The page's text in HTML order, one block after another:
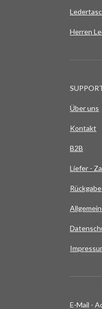
Herren
Über uns
Kontakt
B2B
Liefer -
E-Mail -